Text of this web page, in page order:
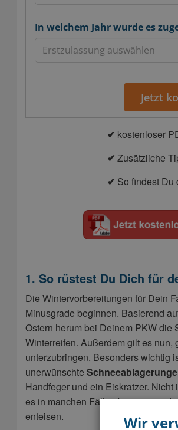
In welchem Jahr wurde es
Jetzt
✔ kostenloser
✔ Zusätzliche
✔ So findest Du
1. So rüstest Du Dich für
Die Wintervorbereitungen für Dein
Minusgrade beginnen. Basierend
Ostern herum bei Deinem PKW die
Winterreifen. Außerdem gilt es
unterzubringen. Besonders wichtig
unerwünschte
Handfeger und ein Eiskratzer.
es in manchen Fällen benötigt
enteisen.
Wir